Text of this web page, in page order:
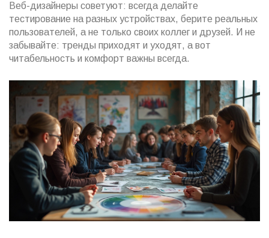
Веб-дизайнеры советуют: всегда делайте
тестирование на разных устройствах, берите реальных
пользователей, а не только своих коллег и друзей. И не
забывайте: тренды приходят и уходят, а вот
читабельность и комфорт важны всегда.